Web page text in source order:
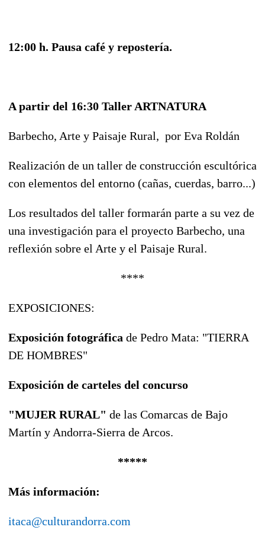
12:00 h. Pausa café y repostería.
A partir del 16:30 Taller ARTNATURA
Barbecho, Arte y Paisaje Rural, por Eva Roldán
Realización de un taller de construcción escultórica
con elementos del entorno (cañas, cuerdas, barro...)
Los resultados del taller formarán parte a su vez de
una investigación para el proyecto Barbecho, una
reflexión sobre el Arte y el Paisaje Rural.
****
EXPOSICIONES:
Exposición fotográfica de Pedro Mata: "TIERRA
DE HOMBRES"
Exposición de carteles del concurso
"MUJER RURAL" de las Comarcas de Bajo
Martín y Andorra-Sierra de Arcos.
*****
Más información:
itaca@culturandorra.com